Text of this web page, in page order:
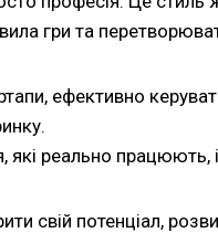
гри та
ефективно
які реально
свій потенціал,